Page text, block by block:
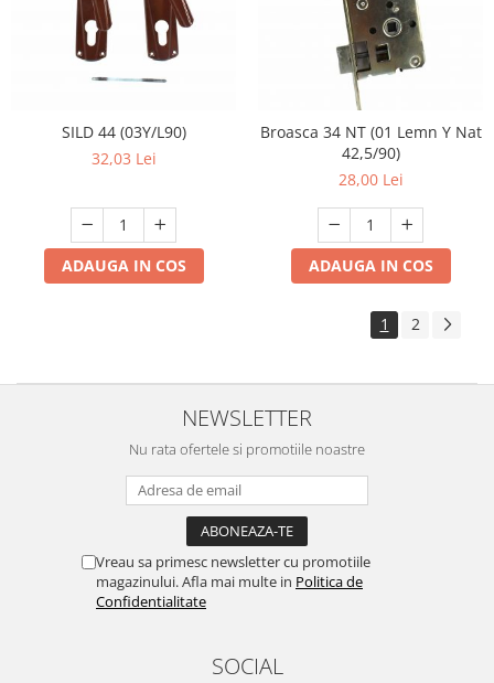
SILD 44 (03Y/L90)
32,03 Lei
ADAUGA IN COS
Broasca 34 NT (01 Lemn Y Nat
42,5/90)
28,00 Lei
ADAUGA IN COS
1 2
NEWSLETTER
Nu rata ofertele si promotiile noastre
Vreau sa primesc newsletter cu promotiile
magazinului. Afla mai multe in Politica de
Confidentialitate
SOCIAL